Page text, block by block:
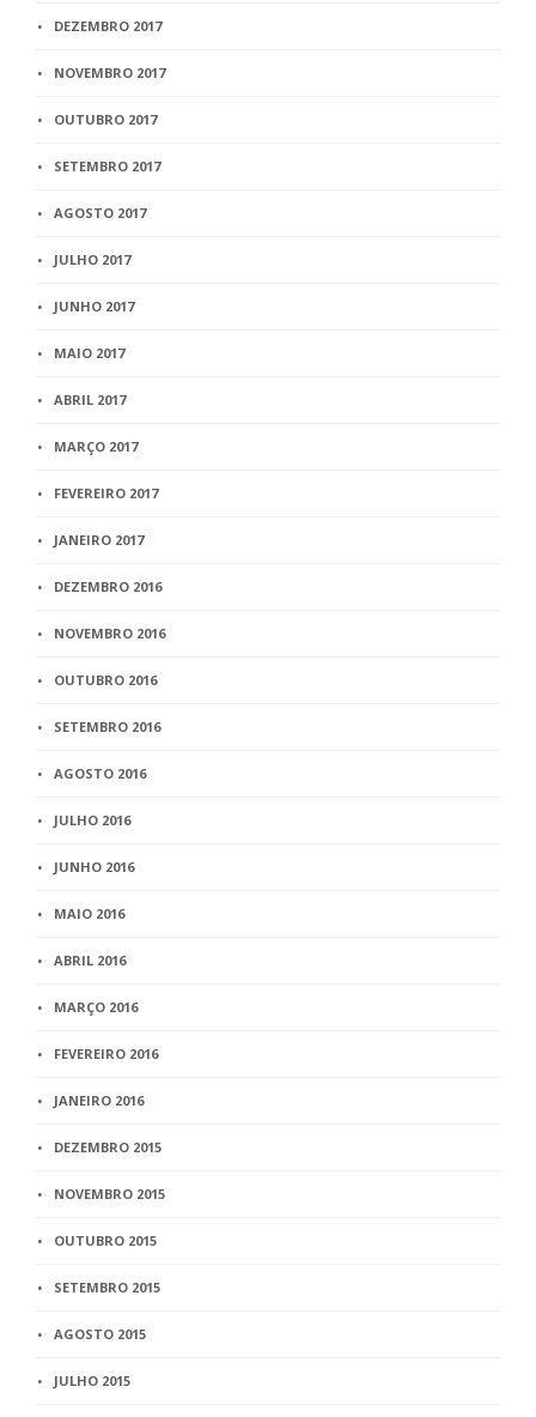
DEZEMBRO 2017
NOVEMBRO 2017
OUTUBRO 2017
SETEMBRO 2017
AGOSTO 2017
JULHO 2017
JUNHO 2017
MAIO 2017
ABRIL 2017
MARÇO 2017
FEVEREIRO 2017
JANEIRO 2017
DEZEMBRO 2016
NOVEMBRO 2016
OUTUBRO 2016
SETEMBRO 2016
AGOSTO 2016
JULHO 2016
JUNHO 2016
MAIO 2016
ABRIL 2016
MARÇO 2016
FEVEREIRO 2016
JANEIRO 2016
DEZEMBRO 2015
NOVEMBRO 2015
OUTUBRO 2015
SETEMBRO 2015
AGOSTO 2015
JULHO 2015